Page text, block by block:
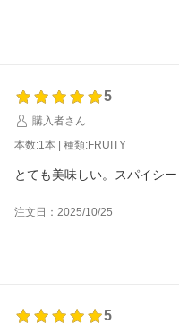
5
購入者さん
本数:1本 | 種類:FRUITY
とても美味しい。スパイシー
注文日：2025/10/25
5